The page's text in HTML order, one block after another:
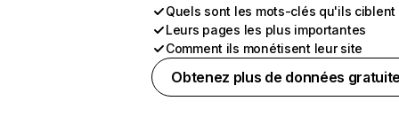
Quels sont les mots-clés qu'ils ciblent
Leurs pages les plus importantes
Comment ils monétisent leur site
Obtenez plus de données